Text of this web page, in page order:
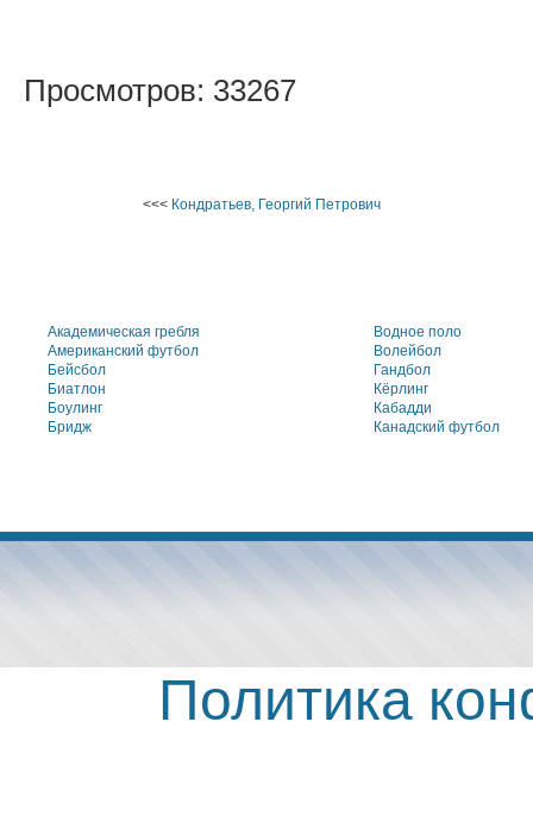
Просмотров: 33267
<<< Кондратьев, Георгий Петрович
Академическая гребля
Американский футбол
Бейсбол
Биатлон
Боулинг
Бридж
Водное поло
Волейбол
Гандбол
Кёрлинг
Кабадди
Канадский футбол
Политика